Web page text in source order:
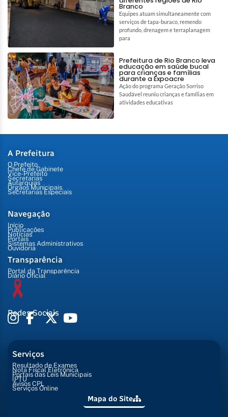
Branco
Equipes atuam simultaneamente com
serviços de tapa-buraco, remendo
profundo, drenagem e terraplanagem
para
Prefeitura de Rio Branco leva
educação em saúde bucal
para crianças e famílias
durante a Expoacre
Ação do programa Geração Sorriso
Saudável reuniu crianças e famílias em
atividades educativas
A Prefeitura
O Prefeito
Chefe de Gabinete
Vice-Prefeito
Secretarias
Autarquias
Órgãos Municipais
Secretarias Especiais
Navegação
Início
Publicações
Notícias
Portais
Sistemas Administrativos
Ouvidoria
Transparência
Portal da Transparência
Diário Oficial
Redes Sociais
Serviços
Resultado de Exames
Nota Fiscal Eletrônica
Portais das Leis Municipais
IPTU
Avisos CPL
Serviços Online
Mapa do Site